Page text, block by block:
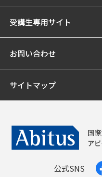
受講生専用サイト
お問い合わせ
サイトマップ
国
ア
公式SNS